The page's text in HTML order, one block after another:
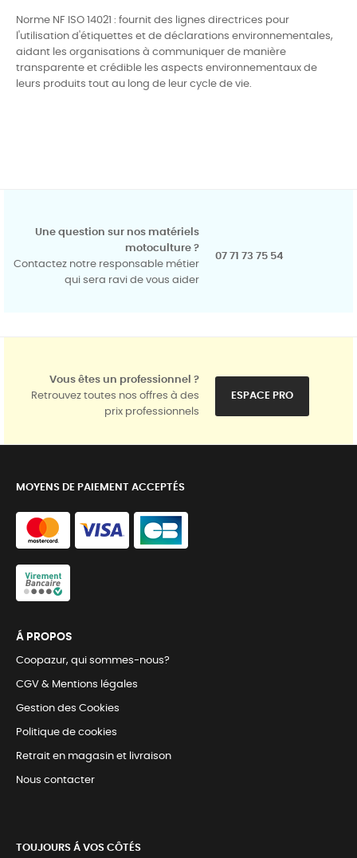
Norme NF ISO 14021 : fournit des lignes directrices pour
l'utilisation d'étiquettes et de déclarations environnementales,
aidant les organisations à communiquer de manière
transparente et crédible les aspects environnementaux de
leurs produits tout au long de leur cycle de vie.
Une question sur nos matériels
motoculture ?
Contactez notre responsable métier
qui sera ravi de vous aider
07 71 73 75 54
Vous êtes un professionnel ?
Retrouvez toutes nos offres à des
prix professionnels
ESPACE PRO
MOYENS DE PAIEMENT ACCEPTÉS
Á PROPOS
Coopazur, qui sommes-nous?
CGV & Mentions légales
Gestion des Cookies
Politique de cookies
Retrait en magasin et livraison
Nous contacter
TOUJOURS Á VOS CÔTÉS